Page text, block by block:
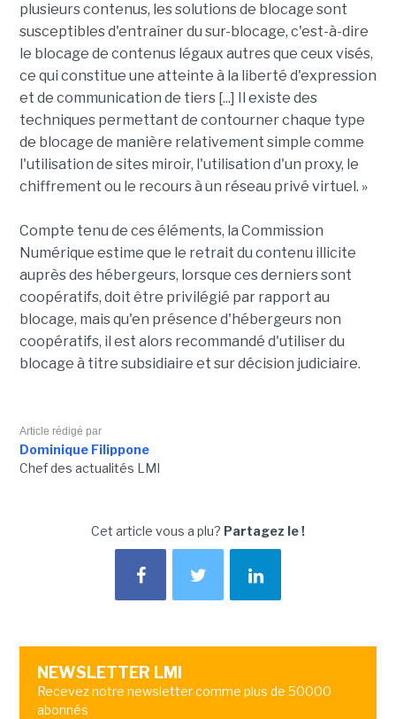
plusieurs contenus, les solutions de blocage sont
susceptibles d'entraîner du sur-blocage, c'est-à-dire
le blocage de contenus légaux autres que ceux visés,
ce qui constitue une atteinte à la liberté d'expression
et de communication de tiers [...] Il existe des
techniques permettant de contourner chaque type
de blocage de manière relativement simple comme
l'utilisation de sites miroir, l'utilisation d'un proxy, le
chiffrement ou le recours à un réseau privé virtuel. »
Compte tenu de ces éléments, la Commission
Numérique estime que le retrait du contenu illicite
auprès des hébergeurs, lorsque ces derniers sont
coopératifs, doit être privilégié par rapport au
blocage, mais qu'en présence d'hébergeurs non
coopératifs, il est alors recommandé d'utiliser du
blocage à titre subsidiaire et sur décision judiciaire.
Article rédigé par
Dominique Filippone
Chef des actualités LMI
Cet article vous a plu? Partagez le !
NEWSLETTER LMI
Recevez notre newsletter comme plus de 50000
abonnés